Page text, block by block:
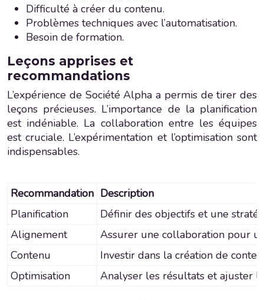
Difficulté à créer du contenu.
Problèmes techniques avec l’automatisation.
Besoin de formation.
Leçons apprises et
recommandations
L’expérience de Société Alpha a permis de tirer des
leçons précieuses. L’importance de la planification
est indéniable. La collaboration entre les équipes
est cruciale. L’expérimentation et l’optimisation sont
indispensables.
Recommandation Description
Planification
Définir des objectifs et une
Alignement
Assurer une collaboration pour
Contenu
Investir dans la création de
Optimisation
Analyser les résultats et ajuster